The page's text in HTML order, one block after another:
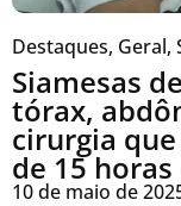
Destaques, Geral,
Siamesas
tórax,
cirurgia
de 15
10 de maio de